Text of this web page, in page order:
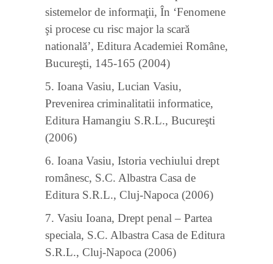
sistemelor de informaţii, În ‘Fenomene
şi procese cu risc major la scară
natională’, Editura Academiei Române,
Bucureşti, 145-165 (2004)
5. Ioana Vasiu, Lucian Vasiu,
Prevenirea criminalitatii informatice,
Editura Hamangiu S.R.L., Bucureşti
(2006)
6. Ioana Vasiu, Istoria vechiului drept
românesc, S.C. Albastra Casa de
Editura S.R.L., Cluj-Napoca (2006)
7. Vasiu Ioana, Drept penal – Partea
speciala, S.C. Albastra Casa de Editura
S.R.L., Cluj-Napoca (2006)